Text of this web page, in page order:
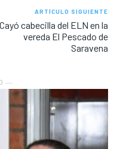
ARTÍCULO SIGUIENTE
Cayó cabecilla del ELN en la
vereda El Pescado de
Saravena
―